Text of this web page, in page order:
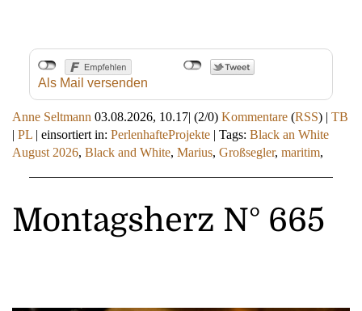
Als Mail versenden
Anne Seltmann 03.08.2026, 10.17 (2/0) Kommentare (RSS) | TB
PL einsortiert in: PerlenhafteProjekte Tags: Black an White
August 2026, Black and White, Marius, Großsegler, maritim,
Montagsherz N° 665